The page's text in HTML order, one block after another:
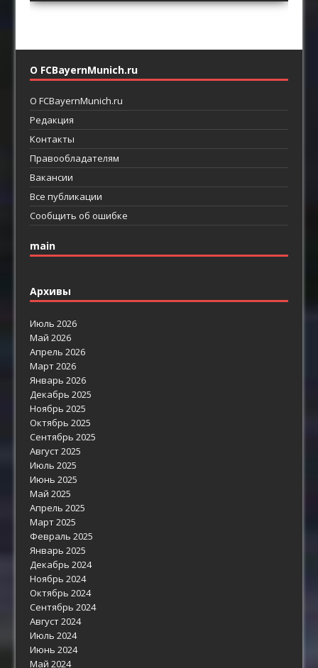
О FCBayernMunich.ru
О FCBayernMunich.ru
Редакция
Контакты
Правообладателям
Вакансии
Все публикации
Сообщить об ошибке
main
Архивы
Июль 2026
Май 2026
Апрель 2026
Март 2026
Январь 2026
Декабрь 2025
Ноябрь 2025
Октябрь 2025
Сентябрь 2025
Август 2025
Июль 2025
Июнь 2025
Май 2025
Апрель 2025
Март 2025
Февраль 2025
Январь 2025
Декабрь 2024
Ноябрь 2024
Октябрь 2024
Сентябрь 2024
Август 2024
Июль 2024
Июнь 2024
Май 2024